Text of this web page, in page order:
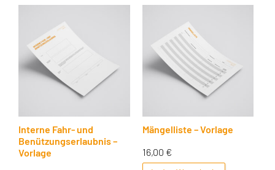
Interne Fahr- und
Benützungserlaubnis –
Vorlage
Mängelliste – Vorlage
16,00 €